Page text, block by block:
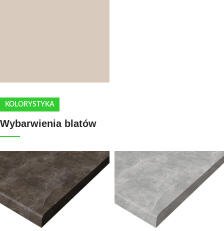
KOLORYSTYKA
Wybarwienia blatów